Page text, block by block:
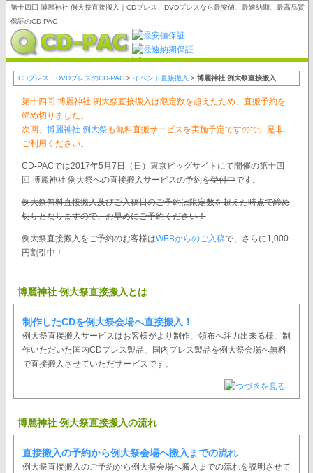
第十四回 博麗神社 例大祭直接搬入｜CDプレス、DVDプレスなら最安値、最速納期、最高品質
保証のCD-PAC
CDプレス・DVDプレスのCD-PAC> イベント直接搬入 > 博麗神社 例大祭直接搬入
第十四回 博麗神社 例大祭直接搬入は限定数を超えたため、直搬予約を
締め切りました。
次回、 博麗神社 例大祭も無料直搬サービスを実施予定ですので、是非
ご利用ください。
CD-PACでは2017年5月7日（日）東京ビッグサイトにて開催の第十四
回 博麗神社 例大祭への直接搬入サービスの予約を受付中です。
例大祭無料直接搬入及びご入稿日のご予約は限定数を超えた時点で締め
切りとなりますので、お早めにご予約ください！
例大祭直接搬入をご予約のお客様はWEBからのご入稿で、さらに1,000
円割引中！
博麗神社 例大祭直接搬入とは
制作したCDを例大祭会場へ直接搬入！
例大祭直接搬入サービスはお客様がより制作、領布へ注力出来る様、制
作いただいた国内CDプレス製品、国内プレス製品を例大祭会場へ無料
で直接搬入させていただサービスです。
博麗神社 例大祭直接搬入の流れ
直接搬入の予約から例大祭会場へ搬入までの流れ
例大祭直接搬入のご予約から例大祭会場へ搬入までの流れを説明させて